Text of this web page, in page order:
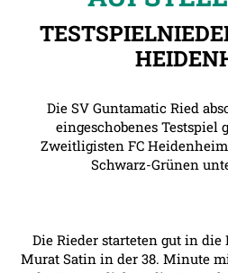
Die SV Guntamatic Ried
eingeschobenes Testspiel
Zweitligisten FC
Schwarz-Grünen
Die Rieder starteten gut in
Murat Satin in der 38. Minute